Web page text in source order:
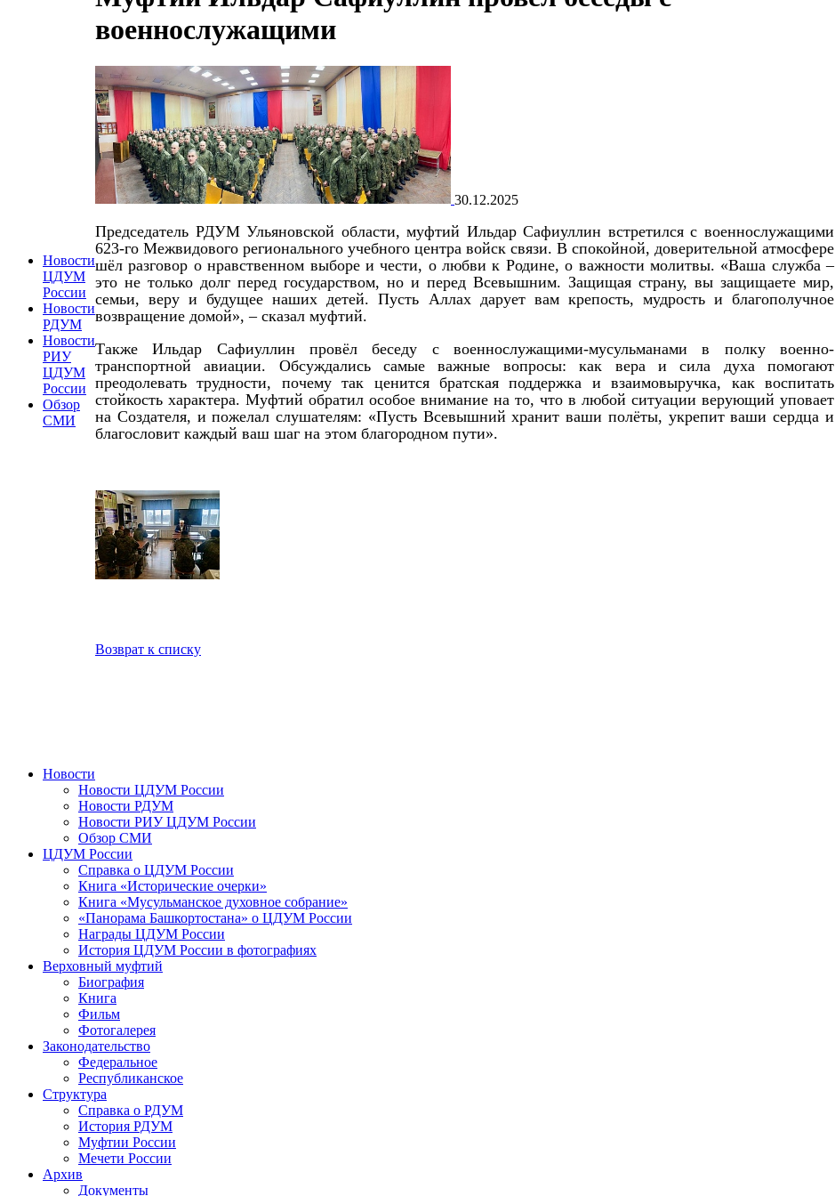
Новости
ЦДУМ
России
Новости
РДУМ
Новости
РИУ
ЦДУМ
России
Обзор
СМИ
военнослужащими
30.12.2025
Председатель РДУМ Ульяновской области, муфтий Ильдар Сафиуллин встретился с военнослужащими
623-го Межвидового регионального учебного центра войск связи. В спокойной, доверительной атмосфере
шёл разговор о нравственном выборе и чести, о любви к Родине, о важности молитвы. «Ваша служба –
это не только долг перед государством, но и перед Всевышним. Защищая страну, вы защищаете мир,
семьи, веру и будущее наших детей. Пусть Аллах дарует вам крепость, мудрость и благополучное
возвращение домой», – сказал муфтий.
Также Ильдар Сафиуллин провёл беседу с военнослужащими-мусульманами в полку военно-
транспортной авиации. Обсуждались самые важные вопросы: как вера и сила духа помогают
преодолевать трудности, почему так ценится братская поддержка и взаимовыручка, как воспитать
стойкость характера. Муфтий обратил особое внимание на то, что в любой ситуации верующий уповает
на Создателя, и пожелал слушателям: «Пусть Всевышний хранит ваши полёты, укрепит ваши сердца и
благословит каждый ваш шаг на этом благородном пути».
Возврат к списку
Новости
Новости ЦДУМ России
Новости РДУМ
Новости РИУ ЦДУМ России
Обзор СМИ
ЦДУМ России
Справка о ЦДУМ России
Книга «Исторические очерки»
Книга «Мусульманское духовное собрание»
«Панорама Башкортостана» о ЦДУМ России
Награды ЦДУМ России
История ЦДУМ России в фотографиях
Верховный муфтий
Биография
Книга
Фильм
Фотогалерея
Законодательство
Федеральное
Республиканское
Структура
Справка о РДУМ
История РДУМ
Муфтии России
Мечети России
Архив
Документы